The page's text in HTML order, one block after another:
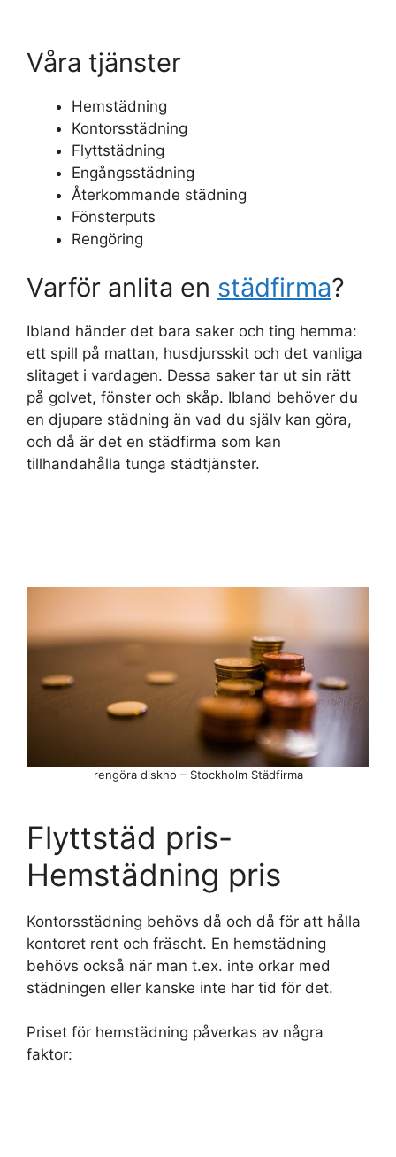
Våra tjänster
Hemstädning
Kontorsstädning
Flyttstädning
Engångsstädning
Återkommande städning
Fönsterputs
Rengöring
Varför anlita en städfirma?
Ibland händer det bara saker och ting hemma:
ett spill på mattan, husdjursskit och det vanliga
slitaget i vardagen. Dessa saker tar ut sin rätt
på golvet, fönster och skåp. Ibland behöver du
en djupare städning än vad du själv kan göra,
och då är det en städfirma som kan
tillhandahålla tunga städtjänster.
rengöra diskho – Stockholm Städfirma
Flyttstäd pris-
Hemstädning pris
Kontorsstädning behövs då och då för att hålla
kontoret rent och fräscht. En hemstädning
behövs också när man t.ex. inte orkar med
städningen eller kanske inte har tid för det.
Priset för hemstädning påverkas av några
faktor: